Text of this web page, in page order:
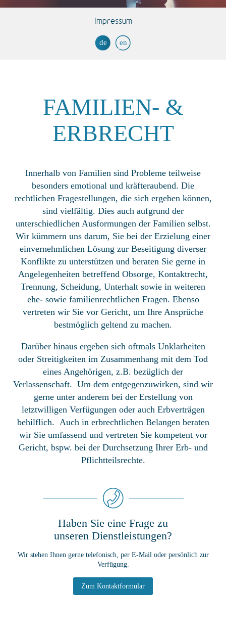
Impressum
de en
FAMILIEN- &
ERBRECHT
Innerhalb von Familien sind Probleme teilweise
besonders emotional und kräfteraubend. Die
rechtlichen Fragestellungen, die sich ergeben können,
sind vielfältig. Dies auch aufgrund der
unterschiedlichen Ausformungen der Familien selbst.
Wir kümmern uns darum, Sie bei der Erzielung einer
einvernehmlichen Lösung zur Beseitigung diverser
Konflikte zu unterstützen und beraten Sie gerne in
Angelegenheiten betreffend Obsorge, Kontaktrecht,
Trennung, Scheidung, Unterhalt sowie in weiteren
ehe- sowie familienrechtlichen Fragen. Ebenso
vertreten wir Sie vor Gericht, um Ihre Ansprüche
bestmöglich geltend zu machen.
Darüber hinaus ergeben sich oftmals Unklarheiten
oder Streitigkeiten im Zusammenhang mit dem Tod
eines Angehörigen, z.B. bezüglich der
Verlassenschaft. Um dem entgegenzuwirken, sind wir
gerne unter anderem bei der Erstellung von
letztwilligen Verfügungen oder auch Erbverträgen
behilflich. Auch in erbrechtlichen Belangen beraten
wir Sie umfassend und vertreten Sie kompetent vor
Gericht, bspw. bei der Durchsetzung Ihrer Erb- und
Pflichtteilsrechte.
Haben Sie eine Frage zu
unseren Dienstleistungen?
Wir stehen Ihnen gerne telefonisch, per E-Mail oder persönlich zur
Verfügung.
Zum Kontaktformular